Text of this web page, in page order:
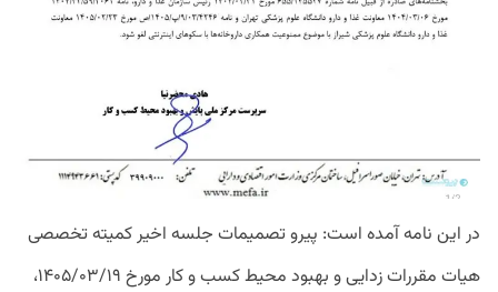
در این نامه آمده است: پیرو تصمیمات جلسه اخیر کمیته تخصصی
هیات مقررات زدایی و بهبود محیط کسب و کار مورخ ۱۴۰۵/۰۳/۱۹،